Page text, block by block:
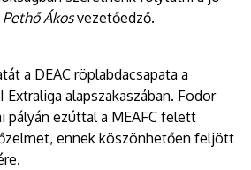
Pethő Ákosvezetőedző.
a DEAC röplabdacsapata a
alapszakaszában. Fodor
pályán ezúttal a MEAFC felett
ennek köszönhetően feljött